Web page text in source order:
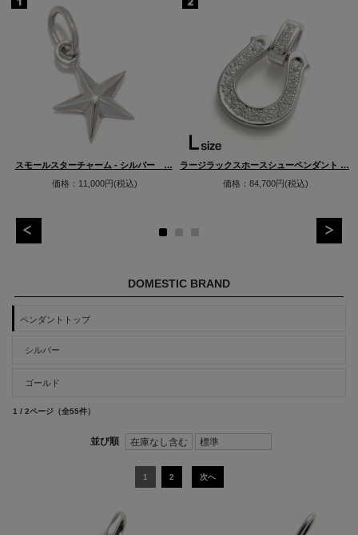
スモールスターチャーム - シルバー …
価格：11,000円(税込)
ラージラックスホースシューペンダント …
価格：84,700円(税込)
DOMESTIC BRAND
ペンダントトップ
シルバー
ゴールド
1 / 2ページ （全55件）
1 2 次へ